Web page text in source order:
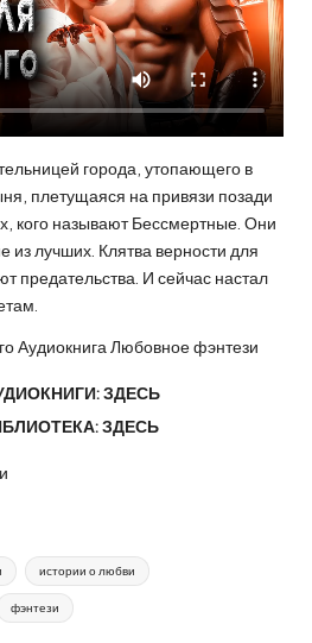
города, утопающего в
плетущаяся на привязи позади
кого называют Бессмертные. Они
лучших. Клятва верности для
предательства. И сейчас настал
Аудиокнига Любовное фэнтези
ЗДЕСЬ
ЗДЕСЬ
истории о любви
фэнтези